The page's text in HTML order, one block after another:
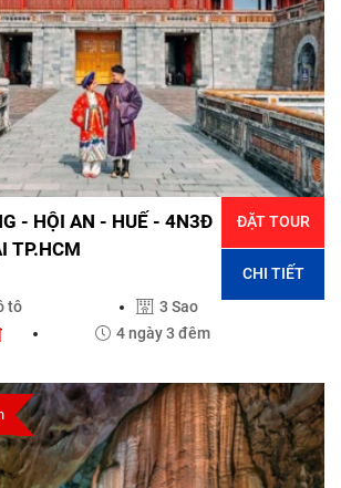
- HỘI AN - HUẾ - 4N3Đ
TP.HCM
tô 3 Sao
4 ngày 3 đêm
ĐẶT TOUR
CHI TIẾT